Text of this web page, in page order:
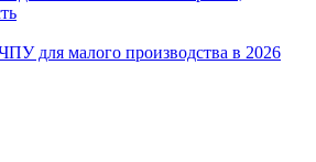
для малого производства в 2026